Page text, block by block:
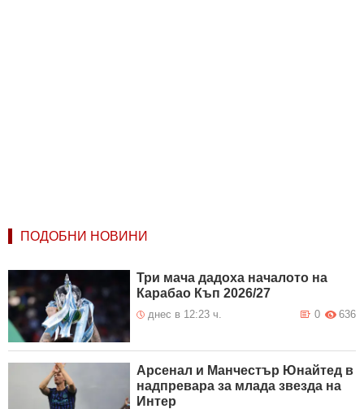
ПОДОБНИ НОВИНИ
Три мача дадоха началото на
Карабао Къп 2026/27
днес в 12:23 ч. 636
0
Арсенал и Манчестър Юнайтед в
надпревара за млада звезда на
Интер